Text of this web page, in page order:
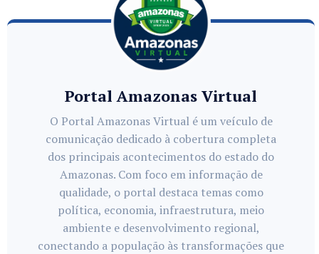
Portal Amazonas Virtual
O Portal Amazonas Virtual é um veículo de
comunicação dedicado à cobertura completa
dos principais acontecimentos do estado do
Amazonas. Com foco em informação de
qualidade, o portal destaca temas como
política, economia, infraestrutura, meio
ambiente e desenvolvimento regional,
conectando a população às transformações que